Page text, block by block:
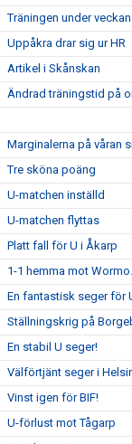
Träningen under
Uppåkra drar sig ur HR
Artikel i Skånskan
Ändrad träningstid på
Marginalerna på våran
Tre sköna poäng
U-matchen inställd
U-matchen flyttas
Platt fall för U i Åkarp
1-1 hemma mot Wormo.
En fantastisk seger för
Ställningskrig på
En stabil U seger!
Välförtjänt seger i
Vinst igen för BIF!
U-förlust mot Tågarp